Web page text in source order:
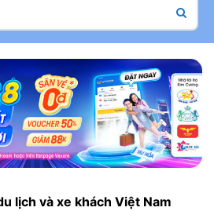
lịch và xe khách Việt Nam